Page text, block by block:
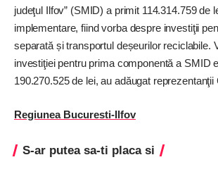
judeţul Ilfov” (SMID) a primit 114.314.759 de
implementare, fiind vorba despre investiţii
separată și transportul deșeurilor reciclabile.
investiţiei pentru prima componentă a SMID
190.270.525 de lei, au adăugat reprezentanţii
Regiunea Bucuresti-Ilfov
S-ar putea sa-ti placa si